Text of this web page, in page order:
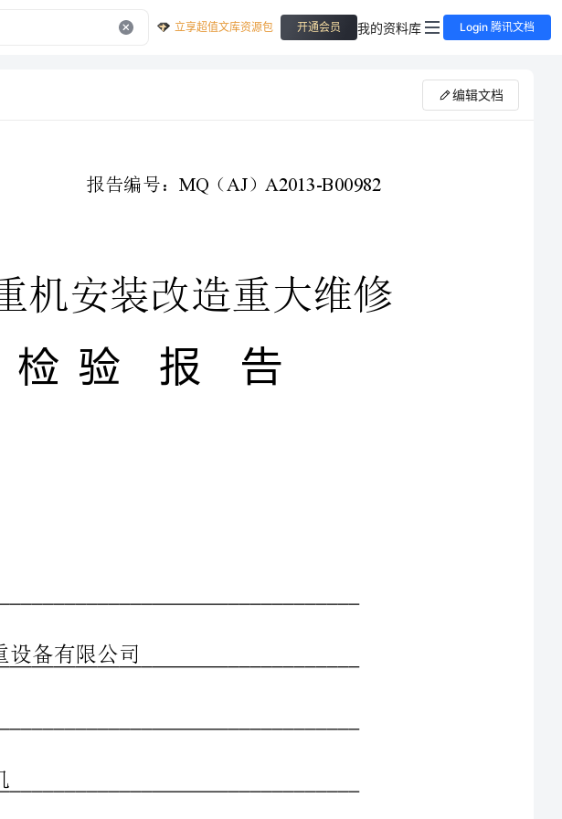
立享超值文库资源包 开通会员 我的资料库 Login 腾讯文档
编辑文档
监督检验报告